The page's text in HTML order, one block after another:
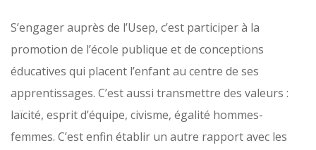
S’engager auprès de l’Usep, c’est participer à la
promotion de l’école publique et de conceptions
éducatives qui placent l’enfant au centre de ses
apprentissages. C’est aussi transmettre des valeurs :
laïcité, esprit d’équipe, civisme, égalité hommes-
femmes. C’est enfin établir un autre rapport avec les